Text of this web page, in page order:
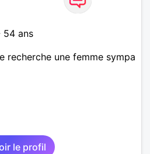
54 ans
recherche une femme sympa
le profil